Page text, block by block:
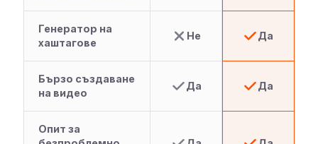
Генератор на
хаштагове
Не Да
Бързо създаване
на видео
Да Да
Опит за